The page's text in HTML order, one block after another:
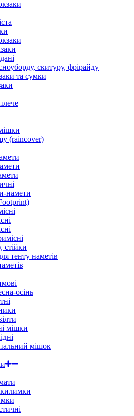
скитуру, фрірайду
та сумки
(raincover)
намети
стійки
тенту наметів
осінь
мішки
мішок